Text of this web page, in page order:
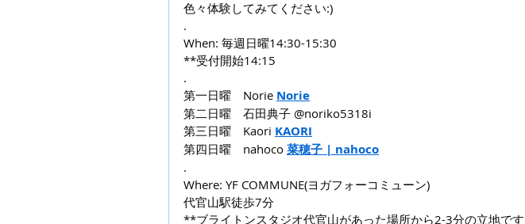
色々体験してみてください:)
.
When: 毎週日曜14:30-15:30
**受付開始14:15
.
第一日曜　Norie Norie
第二日曜　石田典子 @noriko5318i
第三日曜　Kaori KAORI
第四日曜　nahoco 菜穂子 | nahoco
.
Where: YF COMMUNE(ヨガフォーコミューン)
代官山駅徒歩7分
**ブライトンスタジオ代官山があった場所から2-3分の立地です